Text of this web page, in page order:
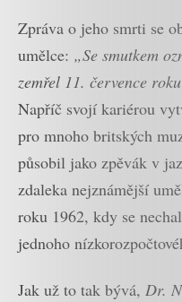
Zpráva o jeho smrti se
umělce: „Se smutkem
zemřel 11. července
Napříč svojí kariérou
pro mnoho britských
působil jako zpěvák v
zdaleka nejznámější
roku 1962, kdy se
jednoho
Jak už to tak bývá, Dr.